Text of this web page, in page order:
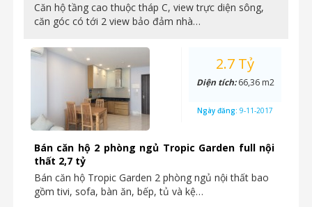
Căn hộ tầng cao thuộc tháp C, view trực diện sông,
căn góc có tới 2 view bảo đảm nhà…
Bán căn hộ 2 phòng ngủ Tropic Garden full nội
thất 2,7 tỷ
Bán căn hộ Tropic Garden 2 phòng ngủ nội thất bao
gồm tivi, sofa, bàn ăn, bếp, tủ và kệ…
2.7 Tỷ
Diện tích:66,36 m2
Ngày đăng: 9-11-2017